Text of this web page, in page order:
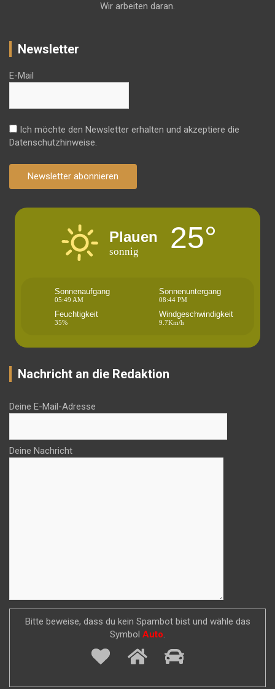
Wir arbeiten daran.
Newsletter
E-Mail
Ich möchte den Newsletter erhalten und akzeptiere die
Datenschutzhinweise.
Newsletter abonnieren
Plauen
sonnig 25°
Sonnenaufgang
05:49 AM
Sonnenuntergang
08:44 PM
Feuchtigkeit
35%
Windgeschwindigkeit
9.7Km/h
Nachricht an die Redaktion
Deine E-Mail-Adresse
Deine Nachricht
Bitte beweise, dass du kein Spambot bist und wähle das
Symbol Auto.